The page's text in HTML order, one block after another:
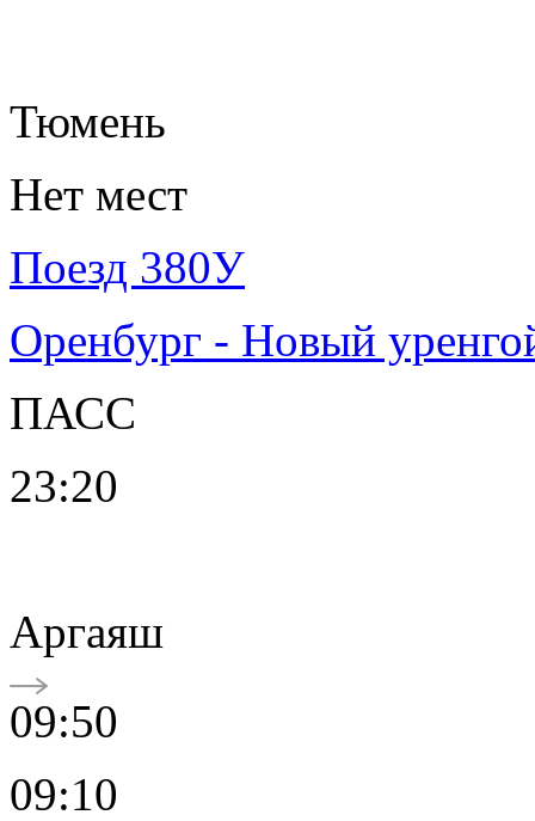
Тюмень
Нет мест
Поезд 380У
Оренбург - Новый
ПАСС
23:20
Аргаяш
09:50
09:10